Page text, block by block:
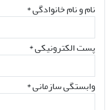
نام و نام خانوادگی*
پست الکترونیکی*
وابستگی سازمانی *